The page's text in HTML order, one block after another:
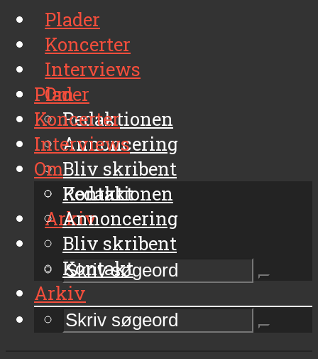
Plader
Koncerter
Interviews
Om
Redaktionen
Annoncering
Bliv skribent
Kontakt
Arkiv
Plader
Koncerter
Interviews
Om
Redaktionen
Annoncering
Bliv skribent
Kontakt
Arkiv